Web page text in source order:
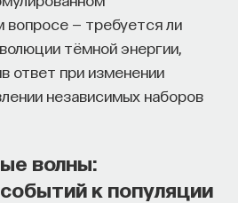
вопросе — требуется ли
тёмной энергии,
ответ при изменении
независимых наборов
волны:
к популяции
ПРОЕКТА
материал?